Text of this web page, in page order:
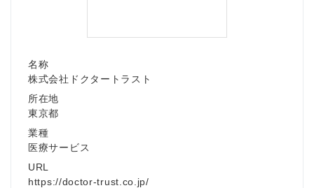
名称
株式会社ドクタートラスト
所在地
東京都
業種
医療サービス
URL
https://doctor-trust.co.jp/